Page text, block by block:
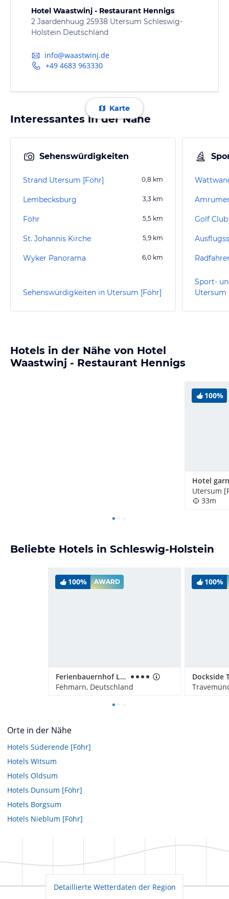
Hotel Waastwinj - Restaurant Hennigs
2 Jaardenhuug 25938 Utersum Schleswig-
Holstein Deutschland
info@waastwinj.de
+49 4683 963330
Karte
Interessantes in der Nähe
Sehenswürdigkeiten
Strand Utersum [Föhr] 0,8 km
Lembecksburg 3,3 km
Föhr 5,5 km
St. Johannis Kirche 5,9 km
Wyker Panorama 6,0 km
Sehenswürdigkeiten in Utersum [Föhr]
Golf Club
Sport-
Utersum
Hotels in der Nähe von Hotel
Waastwinj - Restaurant Hennigs
100%
Hotel
Utersum
33m
Beliebte Hotels in Schleswig-Holstein
100% AWARD
Ferienbauernhof Liesenberg mit Meerblick
Fehmarn, Deutschland
100%
Orte in der Nähe
Hotels Süderende [Föhr]
Hotels Witsum
Hotels Oldsum
Hotels Dunsum [Föhr]
Hotels Borgsum
Hotels Nieblum [Föhr]
Detaillierte Wetterdaten der Region